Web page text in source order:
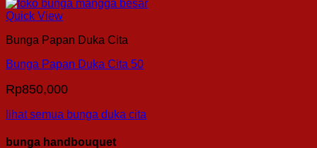
Quick View
Bunga Papan Duka Cita
Bunga Papan Duka Cita 50
Rp850,000
lihat semua bunga duka cita
bunga handbouquet